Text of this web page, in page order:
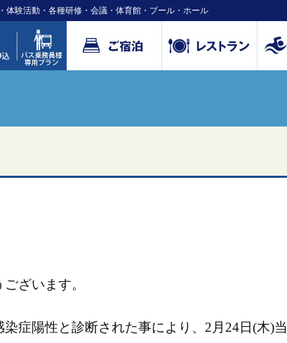
体験活動・各種研修・会議・体育館・プール・ホール
ざいます。
症陽性と診断された事により、2月24日(木)当